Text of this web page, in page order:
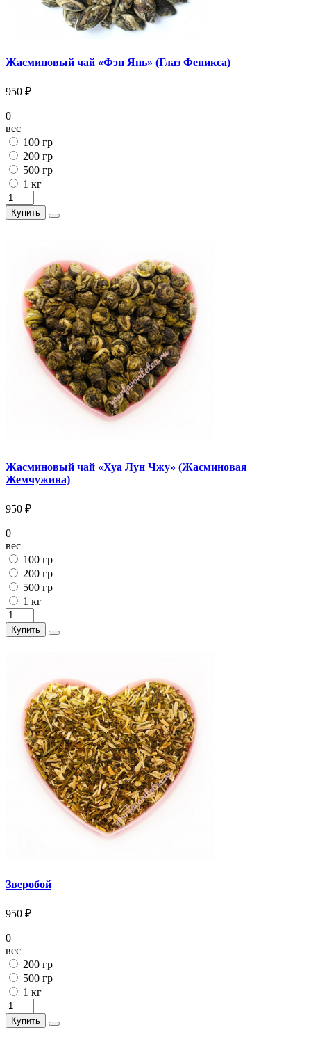
Жасминовый чай «Фэн Янь» (Глаз Феникса)
950 ₽
0
вес
100 гр
200 гр
500 гр
1 кг
Купить
Жасминовый чай «Хуа Лун Чжу» (Жасминовая
Жемчужина)
950 ₽
0
вес
100 гр
200 гр
500 гр
1 кг
Купить
Зверобой
950 ₽
0
вес
200 гр
500 гр
1 кг
Купить